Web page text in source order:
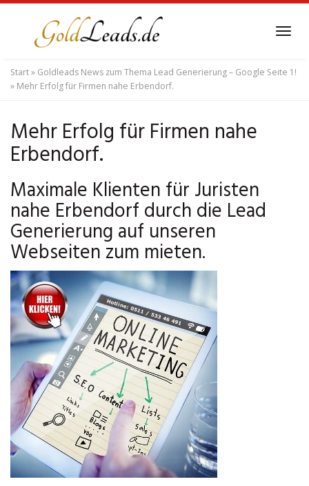
content
Start» Goldleads News zum Thema Lead Generierung – Google Seite 1!
» Mehr Erfolg für Firmen nahe Erbendorf.
Mehr Erfolg für Firmen nahe
Erbendorf.
Maximale Klienten für Juristen
nahe Erbendorf durch die Lead
Generierung auf unseren
Webseiten zum mieten.